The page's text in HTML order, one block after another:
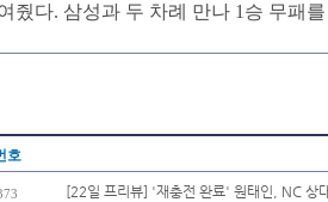
줬다. 삼성과 두 차례 만나 1승 무패
호
[22일 프리뷰] '재충전 완료' 원태인, NC 상